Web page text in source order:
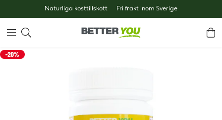
Naturliga kosttillskott Fri frakt inom Sverige